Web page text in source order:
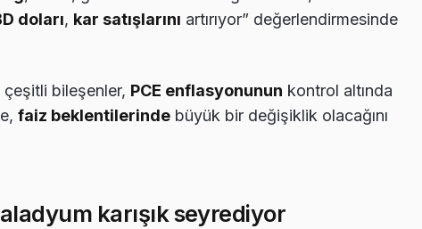
doları, kar satışlarını artırıyor” değerlendirmesinde
çeşitli bileşenler, PCE enflasyonunun kontrol altında
faiz beklentilerinde büyük bir değişiklik olacağını
karışık seyrediyor